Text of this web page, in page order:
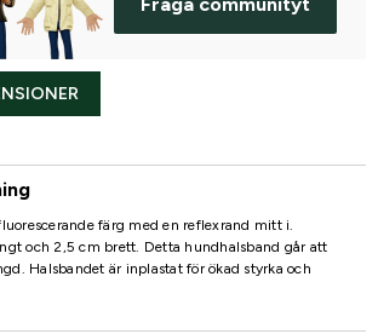
färg med en reflexrand mitt i.
och 2,5 cm brett. Detta hundhalsband går att
Halsbandet är inplastat för ökad styrka och